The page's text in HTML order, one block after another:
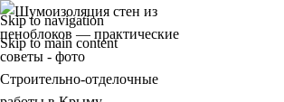
Skip to navigation
Skip to main content
Строительно-отделочные